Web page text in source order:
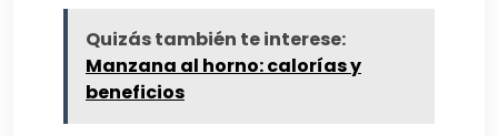
Quizás también te interese:
Manzana al horno: calorías y
beneficios